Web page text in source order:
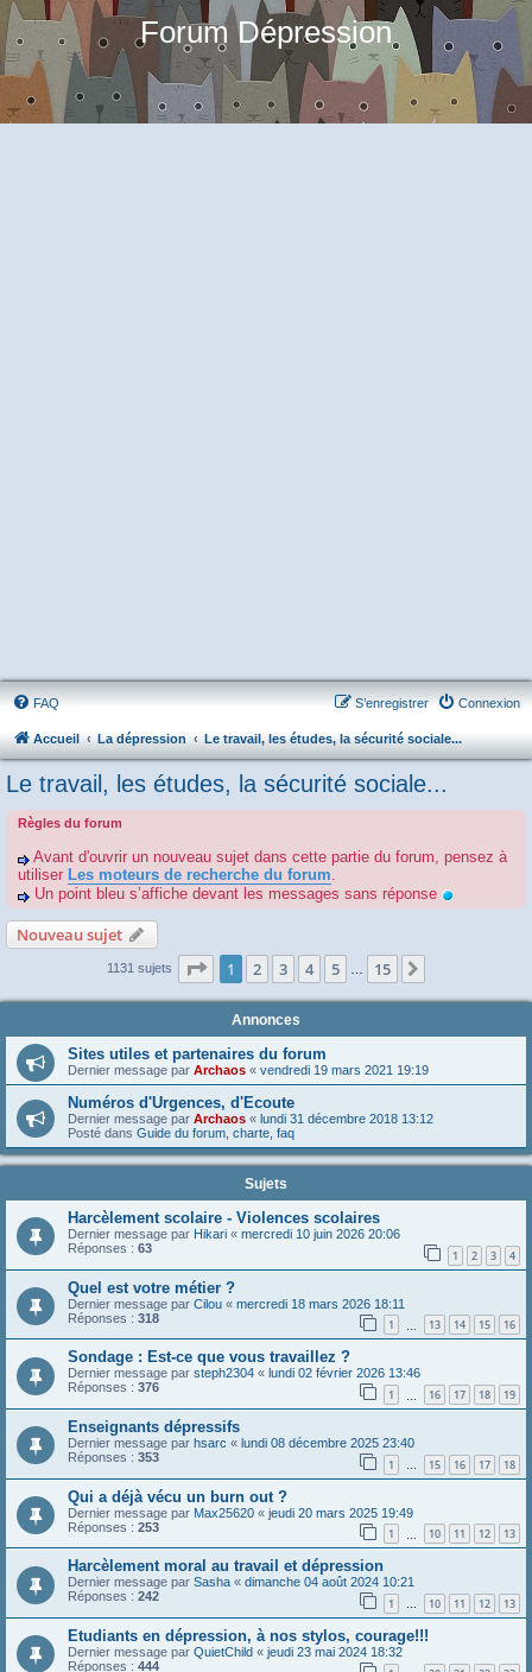
Forum Dépression
FAQ Connexion
S’enregistrer
Accueil La dépression Le travail, les études, la sécurité sociale...
Le travail, les études, la sécurité sociale...
Règles du forum
Avant d'ouvrir un nouveau sujet dans cette partie du forum, pensez à
utiliser Les moteurs de recherche du forum.
Un point bleu s’affiche devant les messages sans réponse
Nouveau sujet
1131 sujets Page 1sur15
1 2 3 4 5 15
Annonces
Sites utiles et partenaires du forum
Dernier message par Archaos « vendredi 19 mars 2021 19:19
Numéros d'Urgences, d'Ecoute
Dernier message par Archaos « lundi 31 décembre 2018 13:12
Posté dans Guide du forum, charte, faq
Sujets
Harcèlement scolaire - Violences scolaires
Dernier message par Hikari « mercredi 10 juin 2026 20:06
Réponses : 63 1 2 3 4
Quel est votre métier ?
Dernier message par Cilou « mercredi 18 mars 2026 18:11
Réponses : 318 1 13 14 15 16
Sondage : Est-ce que vous travaillez ?
Dernier message par steph2304 « lundi 02 février 2026 13:46
Réponses : 376 1 16 17 18 19
Enseignants dépressifs
Dernier message par hsarc « lundi 08 décembre 2025 23:40
Réponses : 353 1 … 15 16 17 18
Qui a déjà vécu un burn out ?
Dernier message par Max25620 « jeudi 20 mars 2025 19:49
Réponses : 253 1 10 11 12 13
Harcèlement moral au travail et dépression
Dernier message par Sasha « dimanche 04 août 2024 10:21
Réponses : 242 1 … 10 11 12 13
Etudiants en dépression, à nos stylos, courage!!!
Dernier message par QuietChild « jeudi 23 mai 2024 18:32
Réponses : 444